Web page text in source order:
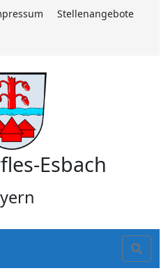
Stellenangebote
Esbach